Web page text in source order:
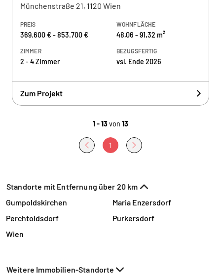
Münchenstraße 21, 1120 Wien
PREIS
369.600 € - 853.700 €
WOHNFLÄCHE
48,06 - 91,32 m²
ZIMMER
2 - 4 Zimmer
BEZUGSFERTIG
vsl. Ende 2026
Zum Projekt
1 - 13von 13
1
Standorte mit Entfernung über 20 km
Gumpoldskirchen
Maria Enzersdorf
Perchtoldsdorf
Purkersdorf
Wien
Weitere Immobilien-Standorte